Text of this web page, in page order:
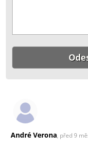
André Verona, před 9